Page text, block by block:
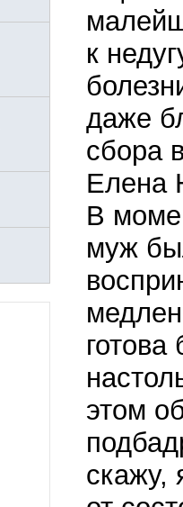
к
даже
сбора
Елена
В
муж
готова
этом
скажу,